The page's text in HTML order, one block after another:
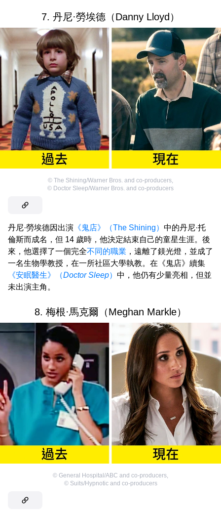
7. 丹尼·勞埃德（Danny Lloyd）
© The Shining/Warner Bros. and co-producers,
© Doctor Sleep/Warner Bros. and co-producers
丹尼·勞埃德因出演 《鬼店》（The Shining） 中的丹尼·托
倫斯而成名，但 14 歲時，他決定結束自己的童星生涯。後
來，他選擇了一個完全不同的職業 ，遠離了鎂光燈，並成了
一名生物學教授，在一所社區大學執教。在《鬼店》續集
《安眠醫生》（Doctor Sleep） 中，他仍有少量亮相，但並
未出演主角。
8. 梅根·馬克爾（Meghan Markle）
© General Hospital/ABC and co-producers,
© Suits/Hypnotic and co-producers